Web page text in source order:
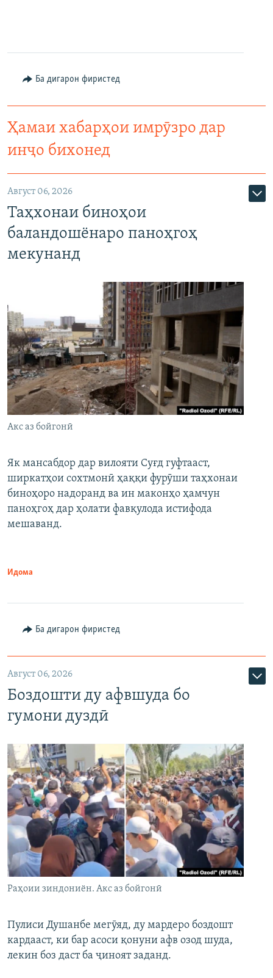
Ба дигарон фиристед
Ҳамаи хабарҳои имрӯзро дар
инҷо бихонед
Август 06, 2026
Таҳхонаи биноҳои
баландошёнаро паноҳгоҳ
мекунанд
Акс аз бойгонӣ
Як мансабдор дар вилояти Суғд гуфтааст,
ширкатҳои сохтмонӣ ҳаққи фурӯши таҳхонаи
биноҳоро надоранд ва ин маконҳо ҳамчун
паноҳгоҳ дар ҳолати фавқулода истифода
мешаванд.
Идома
Ба дигарон фиристед
Август 06, 2026
Боздошти ду афвшуда бо
гумони дуздӣ
Раҳоии зиндониён. Акс аз бойгонӣ
Пулиси Душанбе мегӯяд, ду мардеро боздошт
кардааст, ки бар асоси қонуни афв озод шуда,
лекин боз даст ба ҷиноят заданд.